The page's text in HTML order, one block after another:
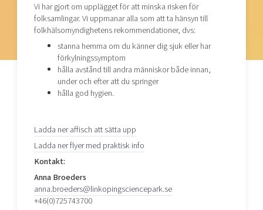
Vi har gjort om upplägget för att minska risken för
folksamlingar. Vi uppmanar alla som att ta hänsyn till
folkhälsomyndighetens rekommendationer, dvs:
stanna hemma om du känner dig sjuk eller har
förkylningssymptom
hålla avstånd till andra människor både innan,
under och efter att du springer
hålla god hygien.
Ladda ner affisch att sätta upp
Ladda ner flyer med praktisk info
Kontakt:
Anna Broeders
anna.broeders@linkopingsciencepark.se
+46(0)725743700